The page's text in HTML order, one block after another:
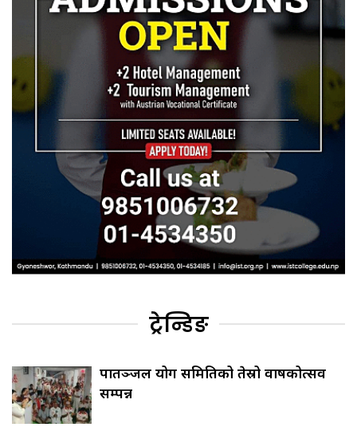
ट्रेन्डिङ
पातञ्जल योग समितिको तेस्रो वार्षिकोत्सव
सम्पन्न